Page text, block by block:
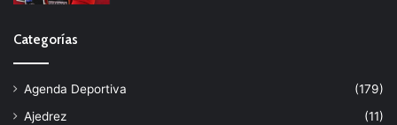
Categorías
Agenda Deportiva
(179)
Ajedrez
(11)